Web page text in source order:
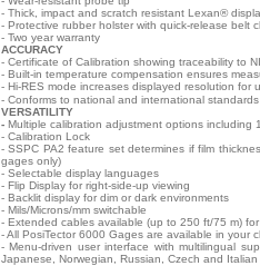
- Thick, impact and scratch resistant Lexan®
- Protective rubber holster with quick-release belt
- Two year warranty
ACCURACY
- Certificate of Calibration showing traceability to
- Built-in temperature compensation ensures
- Hi-RES mode increases displayed resolution
- Conforms to national and international
VERSATILITY
- Multiple calibration adjustment options
- Calibration Lock
- SSPC PA2 feature set determines if film
gages only)
- Selectable display languages
- Flip Display for right-side-up viewing
- Backlit display for dim or dark environments
- Mils/Microns/mm switchable
- Extended cables available (up to 250 ft/75 m)
- All PosiTector 6000 Gages are available in your
- Menu-driven user interface with multilingual
Japanese, Norwegian, Russian, Czech and